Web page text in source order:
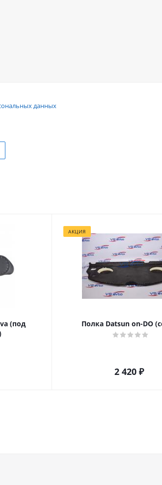
данных
(под
АКЦИЯ
Полка Datsun on-DO
2 420 ₽